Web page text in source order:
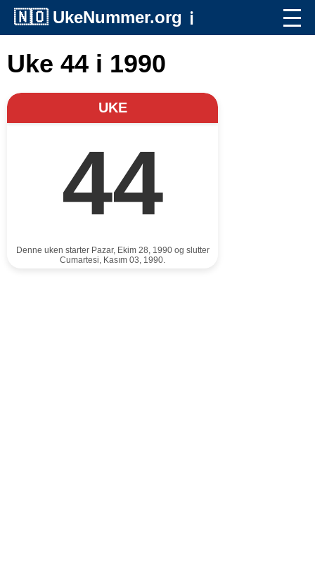
🇳🇴 UkeNummer.org ℹ️
Uke 44 i 1990
UKE
44
Denne uken starter Pazar, Ekim 28, 1990 og slutter
Cumartesi, Kasım 03, 1990.